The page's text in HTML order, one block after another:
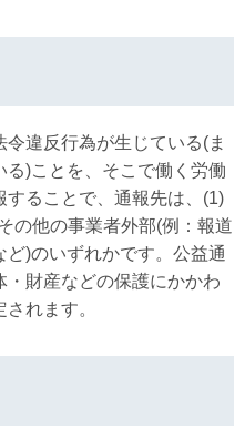
違反行為が生じている(ま
)ことを、そこで働く労働
ることで、通報先は、(1)
の他の事業者外部(例：報道
)のいずれかです。公益通
財産などの保護にかかわ
れます。